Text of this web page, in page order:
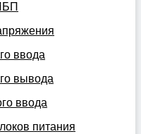
ввода
вывода
ввода
питания